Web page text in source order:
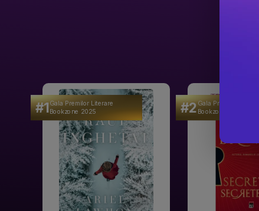
#1Gala Premilor Literare
Bookzone 2025 #2Gala Premilor Literare
Bookzone 2025